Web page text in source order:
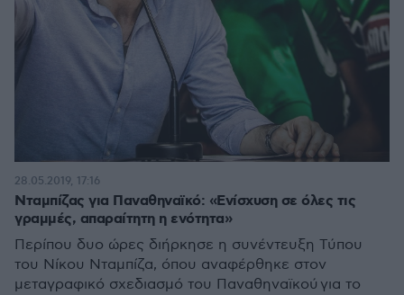
Νταμπίζας για Παναθηναϊκό: «Ενίσχυση σε όλες τις
γραμμές, απαραίτητη η ενότητα»
Περίπου δυο ώρες διήρκησε η συνέντευξη Τύπου
του Νίκου Νταμπίζα, όπου αναφέρθηκε στον
μεταγραφικό σχεδιασμό του Παναθηναϊκού για το
28.05.2019, 17:16